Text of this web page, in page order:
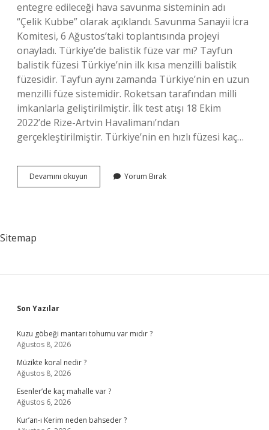
entegre edileceği hava savunma sisteminin adı
“Çelik Kubbe” olarak açıklandı. Savunma Sanayii İcra
Komitesi, 6 Ağustos’taki toplantısında projeyi
onayladı. Türkiye’de balistik füze var mı? Tayfun
balistik füzesi Türkiye’nin ilk kısa menzilli balistik
füzesidir. Tayfun aynı zamanda Türkiye’nin en uzun
menzilli füze sistemidir. Roketsan tarafından milli
imkanlarla geliştirilmiştir. İlk test atışı 18 Ekim
2022’de Rize-Artvin Havalimanı’ndan
gerçekleştirilmiştir. Türkiye’nin en hızlı füzesi kaç…
Devamını okuyun Türkiyede
Süpersonik
Yorum Bırak
Sitemap
Sidebar
Son Yazılar
Kuzu göbeği mantarı tohumu var mıdır ?
Ağustos 8, 2026
Müzikte koral nedir ?
Ağustos 8, 2026
Esenler’de kaç mahalle var ?
Ağustos 6, 2026
Kur’an-ı Kerim neden bahseder ?